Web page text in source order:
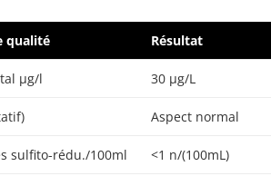
qualité Résultat
µg/l 30 µg/L
Aspect normal
sulfito-rédu./100ml <1 n/(100mL)